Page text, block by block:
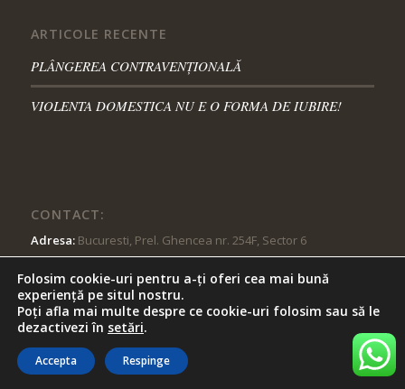
ARTICOLE RECENTE
PLÂNGEREA CONTRAVENȚIONALĂ
VIOLENTA DOMESTICA NU E O FORMA DE IUBIRE!
CONTACT:
Adresa:Bucuresti, Prel. Ghencea nr. 254F, Sector 6
E-mail:cabinet@avocat-gina-terinte.ro
Folosim cookie-uri pentru a-ți oferi cea mai bună
experiență pe situl nostru.
Poți afla mai multe despre ce cookie-uri folosim sau să le
dezactivezi în setări.
Accepta Respinge